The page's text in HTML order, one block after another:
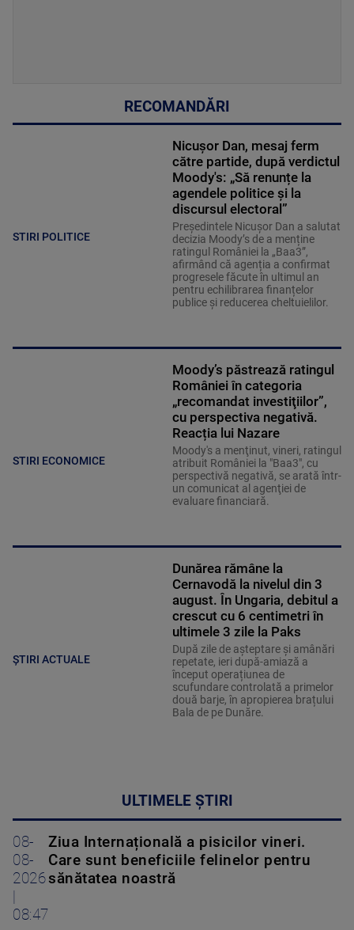
RECOMANDĂRI
STIRI POLITICE
Nicușor Dan, mesaj ferm
către partide, după verdictul
Moody's: „Să renunțe la
agendele politice şi la
discursul electoral”
Președintele Nicușor Dan a salutat
decizia Moody’s de a menține
ratingul României la „Baa3”,
afirmând că agenția a confirmat
progresele făcute în ultimul an
pentru echilibrarea finanțelor
publice și reducerea cheltuielilor.
STIRI ECONOMICE
Moody’s păstrează ratingul
României în categoria
„recomandat investiţiilor”,
cu perspectiva negativă.
Reacția lui Nazare
Moody's a menţinut, vineri, ratingul
atribuit României la "Baa3", cu
perspectivă negativă, se arată într-
un comunicat al agenţiei de
evaluare financiară.
ȘTIRI ACTUALE
Dunărea rămâne la
Cernavodă la nivelul din 3
august. În Ungaria, debitul a
crescut cu 6 centimetri în
ultimele 3 zile la Paks
După zile de așteptare și amânări
repetate, ieri după-amiază a
început operațiunea de
scufundare controlată a primelor
două barje, în apropierea brațului
Bala de pe Dunăre.
ULTIMELE ȘTIRI
08-
08-
2026
|
08:47
Ziua Internațională a pisicilor vineri.
Care sunt beneficiile felinelor pentru
sănătatea noastră